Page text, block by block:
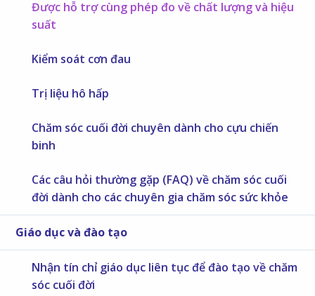
Được hỗ trợ cùng phép đo về chất lượng và hiệu
suất
Kiểm soát cơn đau
Trị liệu hô hấp
Chăm sóc cuối đời chuyên dành cho cựu chiến
binh
Các câu hỏi thường gặp (FAQ) về chăm sóc cuối
đời dành cho các chuyên gia chăm sóc sức khỏe
Giáo dục và đào tạo
Nhận tín chỉ giáo dục liên tục để đào tạo về chăm
sóc cuối đời